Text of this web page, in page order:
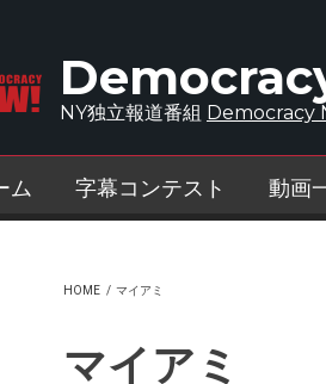
NY独立報道番組 Democracy
ム 字幕コンテスト 動画
HOME / マイアミ
マイアミ